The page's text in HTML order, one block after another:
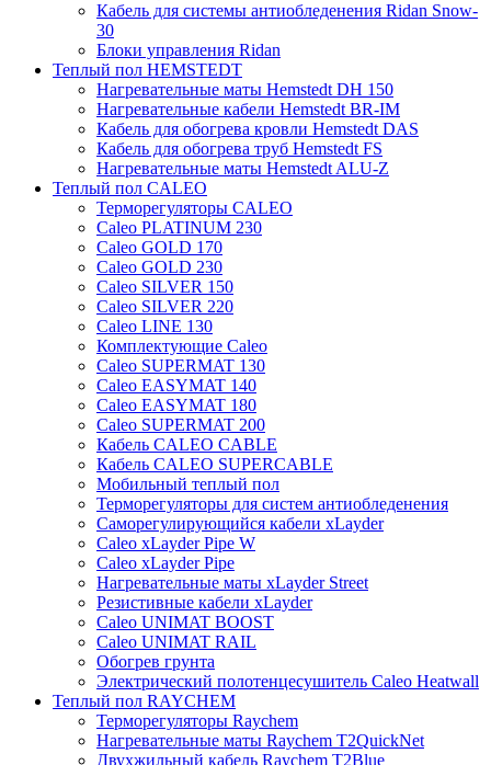
Кабель для системы антиобледенения Ridan Snow-
30
Блоки управления Ridan
Теплый пол HEMSTEDT
Нагревательные маты Hemstedt DH 150
Нагревательные кабели Hemstedt BR-IM
Кабель для обогрева кровли Hemstedt DAS
Кабель для обогрева труб Hemstedt FS
Нагревательные маты Hemstedt ALU-Z
Теплый пол CALEO
Терморегуляторы CALEO
Caleo PLATINUM 230
Caleo GOLD 170
Caleo GOLD 230
Caleo SILVER 150
Caleo SILVER 220
Caleo LINE 130
Комплектующие Caleo
Caleo SUPERMAT 130
Caleo EASYMAT 140
Caleo EASYMAT 180
Caleo SUPERMAT 200
Кабель CALEO CABLE
Кабель CALEO SUPERCABLE
Мобильный теплый пол
Терморегуляторы для систем антиобледенения
Саморегулирующийся кабели xLayder
Caleo xLayder Pipe W
Caleo xLayder Pipe
Нагревательные маты xLayder Street
Резистивные кабели xLayder
Caleo UNIMAT BOOST
Caleo UNIMAT RAIL
Обогрев грунта
Электрический полотенцесушитель Caleo Heatwall
Теплый пол RAYCHEM
Терморегуляторы Raychem
Нагревательные маты Raychem T2QuickNet
Двухжильный кабель Raychem T2Blue